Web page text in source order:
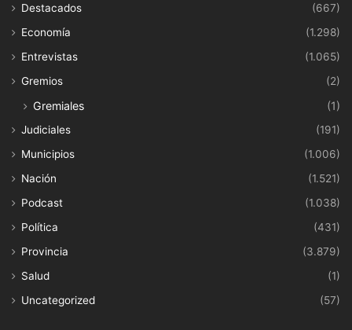
Destacados
(667)
Economía
(1.298)
Entrevistas
(1.065)
Gremios
(2)
Gremiales (1)
Judiciales
(191)
Municipios
(1.006)
Nación
(1.521)
Podcast
(1.038)
Política
(431)
Provincia
(3.879)
Salud
(1)
Uncategorized
(57)